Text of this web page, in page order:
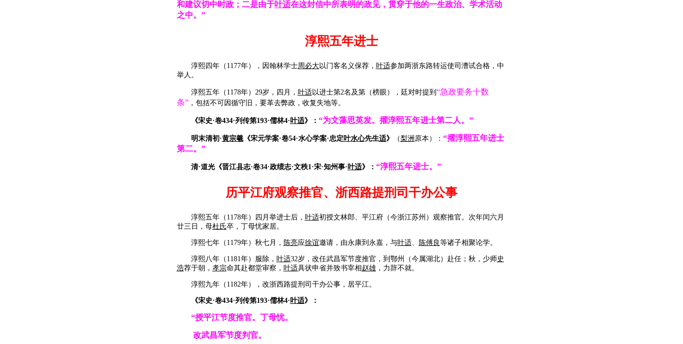
和建议切中时政；二是由于叶适在这封信中所表明的政见，贯穿于他的一生政治、学术活动
之中。”
淳熙五年进士
淳熙四年（1177年），因翰林学士周必大以门客名义保荐， 叶适参加两浙东路转运使司漕试合格，中
举人。
淳熙五年（1178年）29岁，四月， 叶适以进士第2名及第（榜眼），廷对时提到 “急政要务十数
条”，包括不可因循守旧，要革去弊政，收复失地等。
《宋史·卷434·列传第193·儒林4·叶适》： “为文藻思英发。擢淳熙五年进士第二人。”
明末清初·黄宗羲《宋元学案·卷54·水心学案·忠定叶水心先生适》 （梨洲 原本）： “擢淳熙五年进士
第二。”
清·道光《晋江县志·卷34·政绩志·文秩1·宋·知州事·叶适》： “淳熙五年进士。”
历平江府观察推官、浙西路提刑司干办公事
淳熙五年（1178年）四月举进士后， 叶适初授文林郎、平江府（今浙江苏州）观察推官。次年闰六月
廿三日，母杜氏卒，丁母忧家居。
淳熙七年（1179年）秋七月， 陈亮应徐谊邀请，由永康到永嘉，与叶适、 陈傅良等诸子相聚论学。
淳熙八年（1181年）服除， 叶适32岁，改任武昌军节度推官，到鄂州（今属湖北）赴任；秋，少师 史
浩荐于朝， 孝宗命其赴都堂审察， 叶适具状申省并致书宰相 赵雄，力辞不就。
淳熙九年（1182年），改浙西路提刑司干办公事，居平江。
《宋史·卷434·列传第193·儒林4·叶适》：
“授平江节度推官。丁母忧。
改武昌军节度判官。